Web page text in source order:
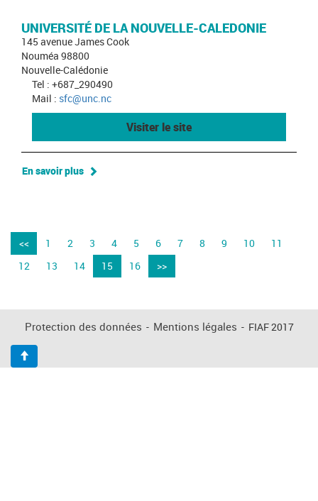
UNIVERSITÉ DE LA NOUVELLE-CALEDONIE
145 avenue James Cook
Nouméa 98800
Nouvelle-Calédonie
Tel : +687_290490
Mail : sfc@unc.nc
Visiter le site
En savoir plus
<< 1 2 3 4 5 6 7 8 9 10
11
12
13 14 15 16 >>
Protection des données - Mentions légales - FIAF 2017